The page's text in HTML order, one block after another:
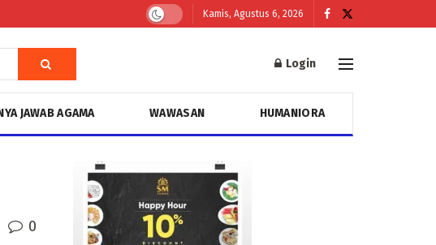
Kamis, Agustus 6, 2026
Login
JAWAB AGAMA WAWASAN HUMANIORA
0